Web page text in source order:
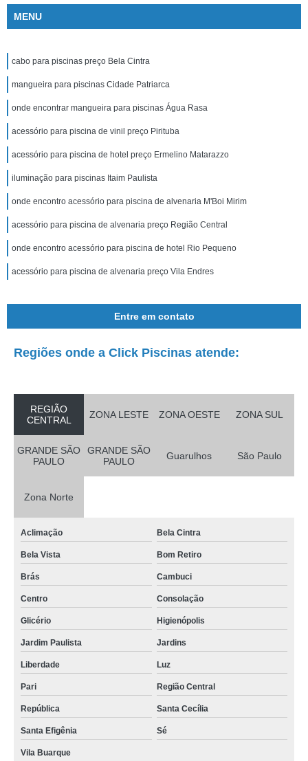
MENU
cabo para piscinas preço Bela Cintra
mangueira para piscinas Cidade Patriarca
onde encontrar mangueira para piscinas Água Rasa
acessório para piscina de vinil preço Pirituba
acessório para piscina de hotel preço Ermelino Matarazzo
iluminação para piscinas Itaim Paulista
onde encontro acessório para piscina de alvenaria M'Boi Mirim
acessório para piscina de alvenaria preço Região Central
onde encontro acessório para piscina de hotel Rio Pequeno
acessório para piscina de alvenaria preço Vila Endres
Entre em contato
Regiões onde a Click Piscinas atende:
REGIÃO
CENTRAL
ZONA LESTE ZONA OESTE ZONA SUL
GRANDE SÃO
PAULO
GRANDE SÃO
PAULO
Guarulhos São Paulo
Zona Norte
Aclimação Bela Cintra
Bela Vista Bom Retiro
Brás Cambuci
Centro Consolação
Glicério Higienópolis
Jardim Paulista Jardins
Liberdade Luz
Pari Região Central
República Santa Cecília
Santa Efigênia Sé
Vila Buarque